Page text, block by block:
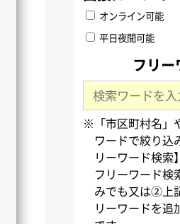
オンライン可能
平日夜間可能
フリ
※「市区町村名」
ワードで絞り込
リーワード検索
フリーワード
みでも又は②上
リーワードを追